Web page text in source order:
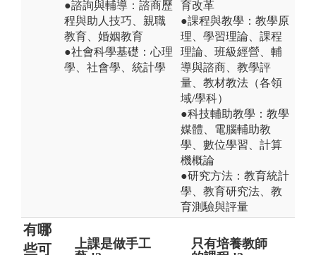
●諮詢與輔導：諮商歷
程與助人技巧、親職
教育、婚姻教育
●社會科學基礎：心理
學、社會學、統計學
育改革
●課程與教學：教學原
理、學習理論、課程
理論、班級經營、輔
導與諮商、教學評
量、教材教法（各領
域/學科）
●科技輔助教學：教學
媒體、電腦輔助教
學、數位學習、計算
機概論
●研究方法：教育統計
學、教育研究法、教
育測驗與評量
有哪
些可
上課是做手工
培育教保員的
只有培養教師